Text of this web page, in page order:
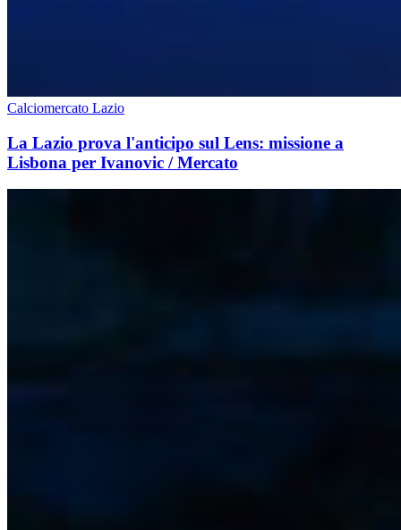
Calciomercato Lazio
La Lazio prova l'anticipo sul Lens: missione a
Lisbona per Ivanovic / Mercato